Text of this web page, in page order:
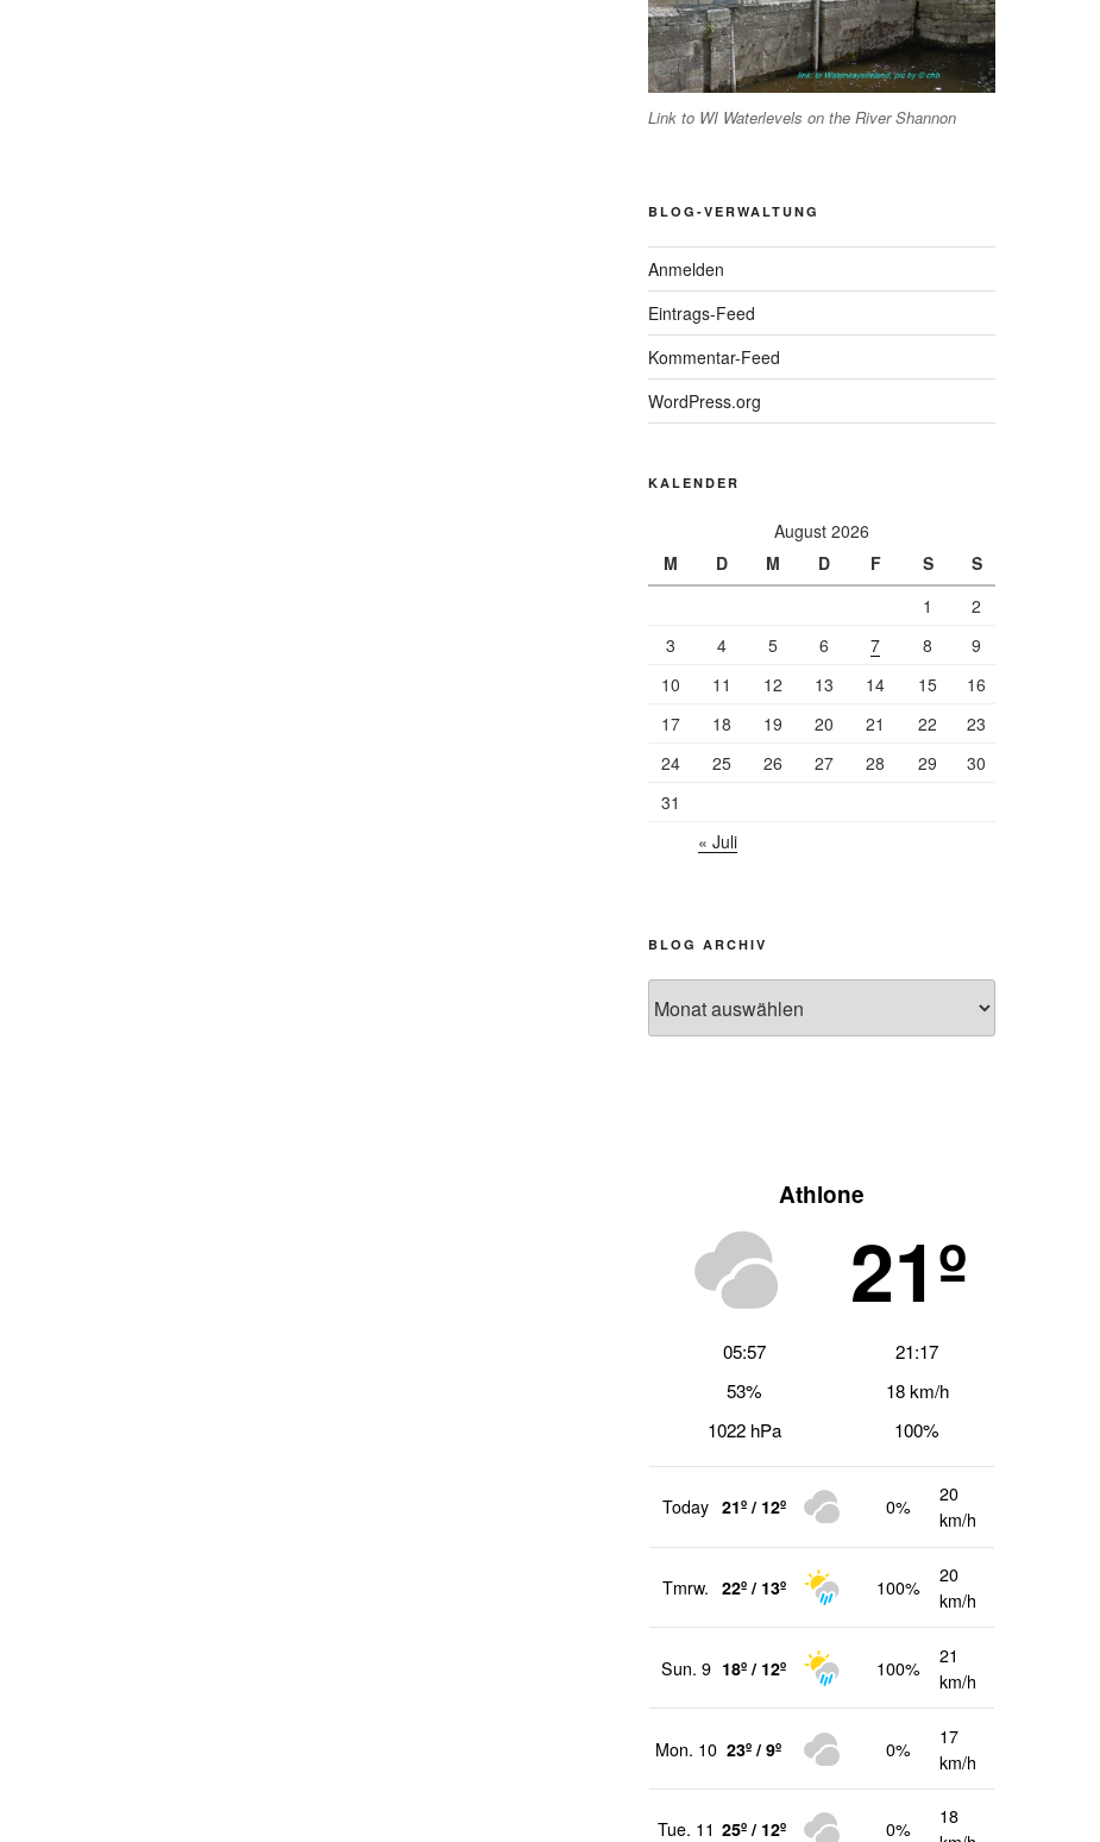
Link to WI Waterlevels on the River Shannon
BLOG-VERWALTUNG
Anmelden
Eintrags-Feed
Kommentar-Feed
WordPress.org
KALENDER
August 2026
M
D M D F S
S
1
2
3
4 5 6 7 8
9
10
11 12 13 14 15
16
17
18 19 20 21 22
23
24
25 26 27 28 29
30
31
« Juli
BLOG ARCHIV
Archiv
Athlone
21º
05:57
21:17
53%
18 km/h
1022 hPa
100%
Today 21º / 12º 0%
20
km/h
Tmrw. 22º / 13º 100%
20
km/h
Sun. 9 18º / 12º 100%
21
km/h
Mon. 10 23º / 9º 0%
17
km/h
Tue. 11 25º / 12º 0%
18